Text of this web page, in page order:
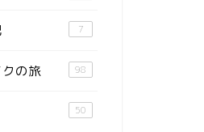
7
の旅 98
50